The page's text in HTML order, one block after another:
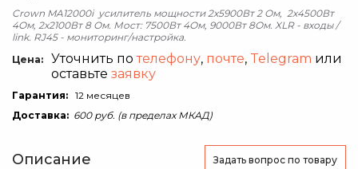
Crown MA12000i усилитель мощности 2х5900Вт 2 Ом, 2х4500Вт
4Ом, 2х2100Вт 8 Ом. Мост: 7500Вт 4Ом, 9000Вт 8Ом. XLR - входы /
link. RJ45 - мониторинг/настройка.
Цена:
Уточнить потелефону, почте, Telegram или
оставьте заявку
Гарантия: 12 месяцев
Доставка: 600 руб. (в пределах МКАД)
Описание Задать вопрос по товару